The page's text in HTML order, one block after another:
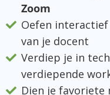
Zoom
Oefen
van je docent
Verdiep je in
verdiepende
Dien je favoriete